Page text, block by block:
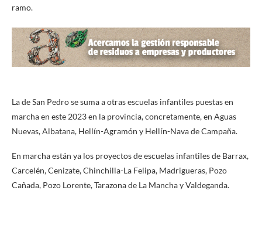
ramo.
La de San Pedro se suma a otras escuelas infantiles puestas en
marcha en este 2023 en la provincia, concretamente, en Aguas
Nuevas, Albatana, Hellín-Agramón y Hellín-Nava de Campaña.
En marcha están ya los proyectos de escuelas infantiles de Barrax,
Carcelén, Cenizate, Chinchilla-La Felipa, Madrigueras, Pozo
Cañada, Pozo Lorente, Tarazona de La Mancha y Valdeganda.